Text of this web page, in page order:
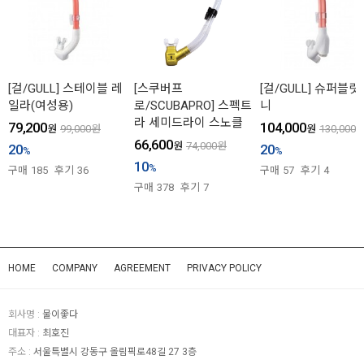
[걸/GULL] 스테이블 레
일라(여성용)
79,200원 99,000원
20%
구매 185 후기 36
[스쿠버프
로/SCUBAPRO] 스펙트
라 세미드라이 스노클
66,600원 74,000원
10%
구매 378 후기 7
[걸/GULL] 슈퍼블릿
니
104,000원 130,000
20%
구매 57 후기 4
HOME COMPANY AGREEMENT PRIVACY POLICY
회사명 : 물이좋다
대표자 : 최호진
주소 : 서울특별시 강동구 올림픽로48길 27 3층